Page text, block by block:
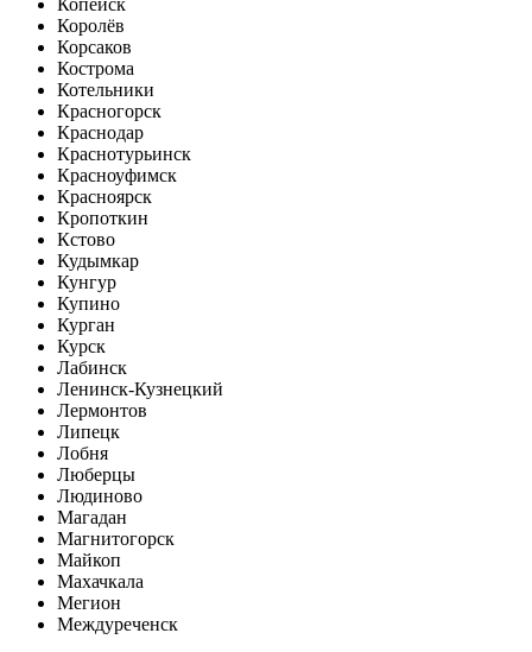
Королёв
Корсаков
Кострома
Котельники
Красногорск
Краснодар
Краснотурьинск
Красноуфимск
Красноярск
Кропоткин
Кстово
Кудымкар
Кунгур
Купино
Курган
Курск
Лабинск
Ленинск-Кузнецкий
Лермонтов
Липецк
Лобня
Люберцы
Людиново
Магадан
Магнитогорск
Майкоп
Махачкала
Мегион
Междуреченск